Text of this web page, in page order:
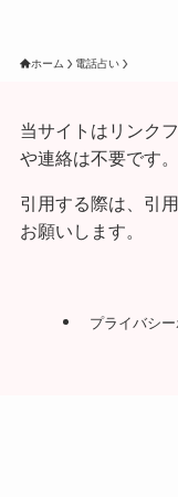
ホーム 電話占い
当サイトはリンク
や連絡は不要です。
引用する際は、引
お願いします。
プライバシ